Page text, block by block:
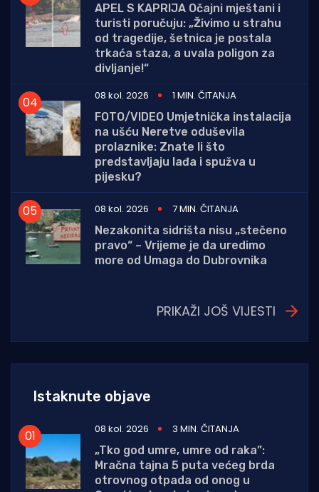
APEL S KAPRIJA Očajni mještani i
turisti poručuju: „Živimo u strahu
od tragedije, šetnica je postala
trkaća staza, a uvala poligon za
divljanje!“
08 kol. 2026
1 MIN. ČITANJA
FOTO/VIDEO Umjetnička instalacija
na ušću Neretve oduševila
prolaznike: Znate li što
predstavljaju lađa i spužva u
pijesku?
08 kol. 2026
7 MIN. ČITANJA
Nezakonita sidrišta nisu „stečeno
pravo“ – Vrijeme je da uredimo
more od Umaga do Dubrovnika
PRIKAŽI JOŠ VIJESTI
Istaknute objave
08 kol. 2026
3 MIN. ČITANJA
„Tko god umre, umre od raka”:
Mračna tajna 5 puta većeg brda
otrovnog otpada od onog u